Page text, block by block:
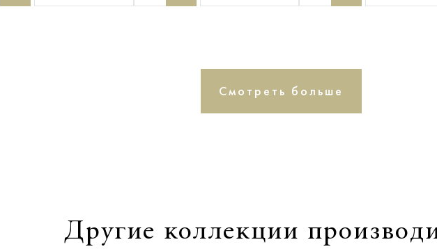
Смотреть больше
Другие коллекции